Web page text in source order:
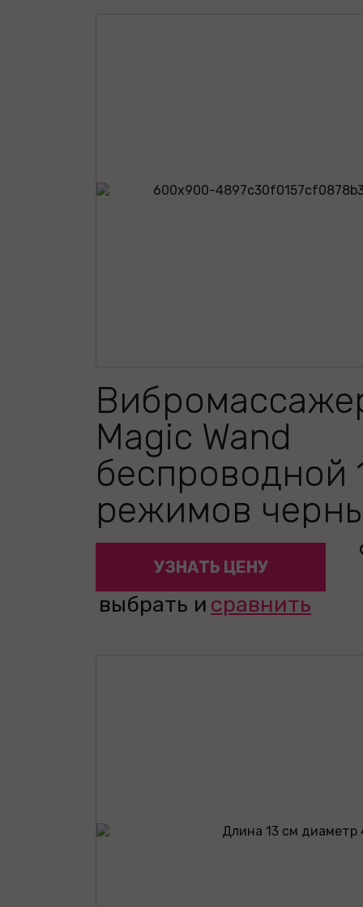
Magic Wand
беспроводной
режимов
УЗНАТЬ ЦЕНУ
выбрать и сравнить